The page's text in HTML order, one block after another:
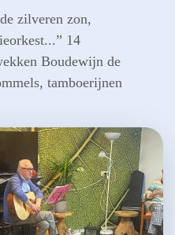
zilveren zon,
14
Boudewijn de
tamboerijnen